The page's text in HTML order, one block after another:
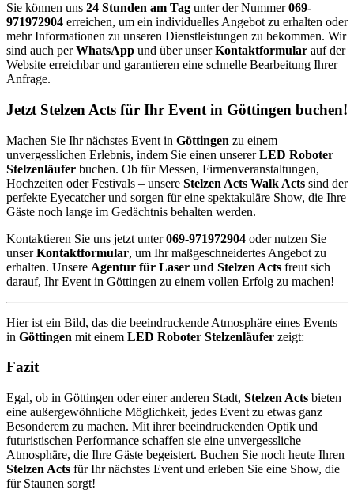
Sie können uns 24 Stunden am Tag unter der Nummer069-
971972904 erreichen, um ein individuelles Angebot zu erhalten oder
mehr Informationen zu unseren Dienstleistungen zu bekommen. Wir
sind auch perWhatsApp und über unserKontaktformular auf der
Website erreichbar und garantieren eine schnelle Bearbeitung Ihrer
Anfrage.
Jetzt Stelzen Acts für Ihr Event in Göttingen buchen!
Machen Sie Ihr nächstes Event in Göttingen zu einem
unvergesslichen Erlebnis, indem Sie einen unsererLED Roboter
Stelzenläufer buchen. Ob für Messen, Firmenveranstaltungen,
Hochzeiten oder Festivals – unsere Stelzen Acts Walk Acts sind der
perfekte Eyecatcher und sorgen für eine spektakuläre Show, die Ihre
Gäste noch lange im Gedächtnis behalten werden.
Kontaktieren Sie uns jetzt unter069-971972904 oder nutzen Sie
unserKontaktformular, um Ihr maßgeschneidertes Angebot zu
erhalten. Unsere Agentur für Laser und Stelzen Acts freut sich
darauf, Ihr Event in Göttingen zu einem vollen Erfolg zu machen!
Hier ist ein Bild, das die beeindruckende Atmosphäre eines Events
in Göttingen mit einem LED Roboter Stelzenläufer zeigt:
Fazit
Egal, ob in Göttingen oder einer anderen Stadt, Stelzen Acts bieten
eine außergewöhnliche Möglichkeit, jedes Event zu etwas ganz
Besonderem zu machen. Mit ihrer beeindruckenden Optik und
futuristischen Performance schaffen sie eine unvergessliche
Atmosphäre, die Ihre Gäste begeistert. Buchen Sie noch heute Ihren
Stelzen Acts für Ihr nächstes Event und erleben Sie eine Show, die
für Staunen sorgt!